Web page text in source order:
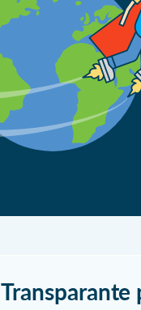
Transparante